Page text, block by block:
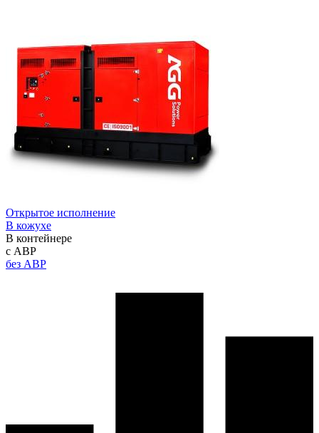
Открытое исполнение
В кожухе
В контейнере
с АВР
без АВР